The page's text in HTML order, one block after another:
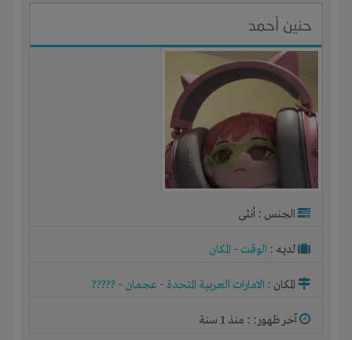
حنين أحمد
الجنس : أنثى
لديـه : الوقت - المكان
المكان : الامارات العربية المتحدة - عجمان -
?????
آخر ظهور: : منذ 1 سنة